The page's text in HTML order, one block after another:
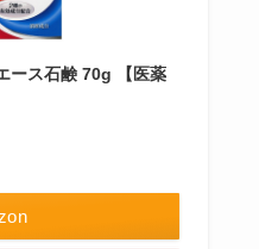
ース石鹸 70g 【医薬